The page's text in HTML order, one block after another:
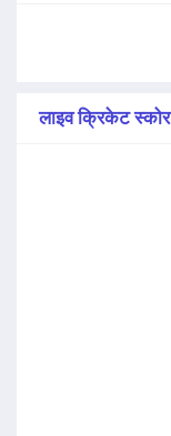
लाइव क्रिकेट स्कोर